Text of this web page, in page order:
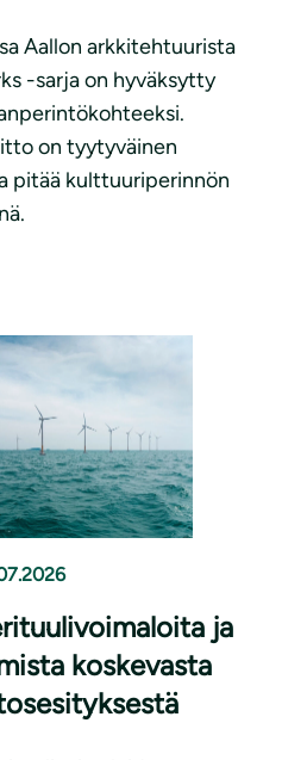
Aallon arkkitehtuurista
-sarja on hyväksytty
on tyytyväinen
pitää kulttuuriperinnön
ja
koskevasta